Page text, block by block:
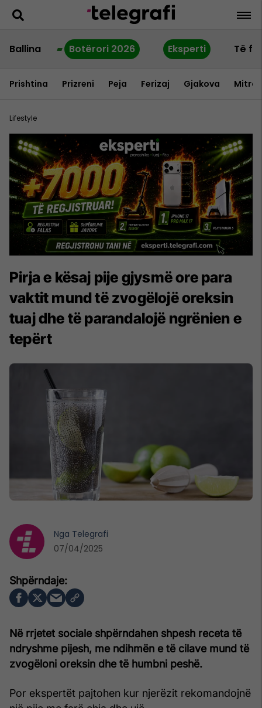
Ballina Botërori 2026 Eksperti Të
Prishtina Prizreni Peja Ferizaj Gjakova
Lifestyle
Pirja e kësaj pije gjysmë ore para
vaktit mund të zvogëlojë oreksin
tuaj dhe të parandalojë ngrënien e
tepërt
Në rrjetet sociale shpërndahen shpesh receta të
ndryshme pijesh, me ndihmën e të cilave mund të
zvogëloni oreksin dhe të humbni peshë.
Por ekspertët pajtohen kur njerëzit rekomandojnë
Nga Telegrafi
07/04/2025